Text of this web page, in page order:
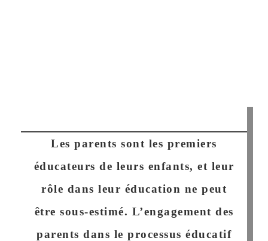
Les parents sont les premiers
éducateurs de leurs enfants, et leur
rôle dans leur éducation ne peut
être sous-estimé. L’engagement des
parents dans le processus éducatif